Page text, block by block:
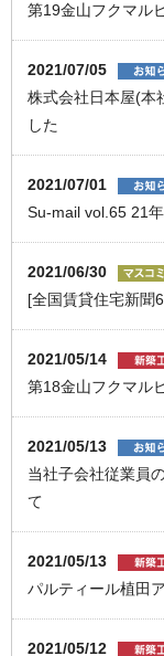
第19金山フクマ
2021/07/05
株式会社日本屋(本
した
2021/07/01
Su-mail vol.65 21
2021/06/30
[全国賃貸住宅新聞
2021/05/14
第18金山フクマ
2021/05/13
当社子会社従業員
て
2021/05/13
パルティール植田
2021/05/12